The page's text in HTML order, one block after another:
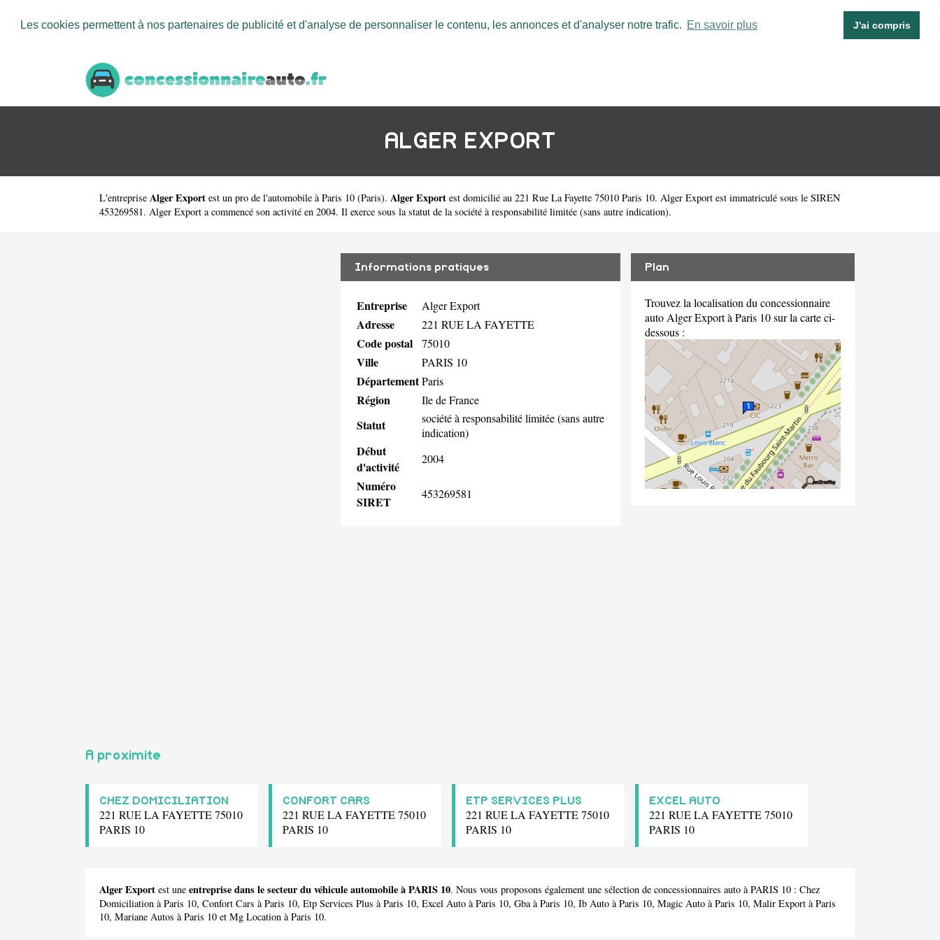
Les cookies permettent à nos partenaires de publicité et d'analyse de personnaliser le contenu, les annonces et d'analyser notre trafic. En savoir plus J'ai compris
ALGER EXPORT
L'entreprise Alger Export est un pro de l'automobile à Paris 10 (Paris). Alger Export est domicilié au 221 Rue La Fayette 75010 Paris 10. Alger Export est immatriculé sous le SIREN
453269581. Alger Export a commencé son activité en 2004. Il exerce sous la statut de la société à responsabilité limitée (sans autre indication).
Informations pratiques
Entreprise Alger Export
Adresse 221 RUE LA FAYETTE
Code postal 75010
Ville PARIS 10
DépartementParis
Région Ile de France
Statut
société à responsabilité limitée (sans autre
indication)
Début
d'activité
2004
Numéro
SIRET
453269581
Plan
Trouvez la localisation du concessionnaire
auto Alger Export à Paris 10 sur la carte ci-
dessous :
A proximite
CHEZ DOMICILIATION
221 RUE LA FAYETTE 75010
PARIS 10
CONFORT CARS
221 RUE LA FAYETTE 75010
PARIS 10
ETP SERVICES PLUS
221 RUE LA FAYETTE 75010
PARIS 10
EXCEL AUTO
221 RUE LA FAYETTE 75010
PARIS 10
Alger Export est une entreprise dans le secteur du véhicule automobile à PARIS 10. Nous vous proposons également une sélection de concessionnaires auto à PARIS 10 : Chez
Domiciliation à Paris 10, Confort Cars à Paris 10, Etp Services Plus à Paris 10, Excel Auto à Paris 10, Gbaà Paris 10, Ib Auto à Paris 10, Magic Auto à Paris 10, Malir Export à Paris
10, Mariane Autos à Paris 10 et Mg Location à Paris 10.